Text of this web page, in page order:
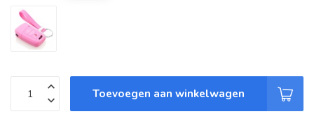
Toevoegen aan winkelwagen